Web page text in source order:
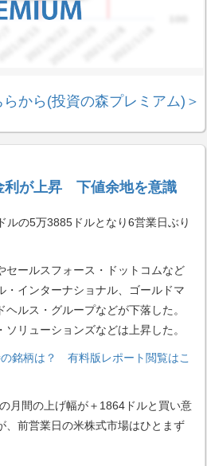
から(投資の森プレミアム)＞
利が上昇 下値余地を意識
ルの5万3885ドルとなり6営業日ぶり
セールスフォース・ドットコムなど
・インターナショナル、ゴールドマ
ルス・グループなどが下落した。
リューションズなどは上昇した。
銘柄は？ 有料版レポート閲覧はこ
月間の上げ幅が＋1864ドルと買い意
、前営業日の米株式市場はひとまず